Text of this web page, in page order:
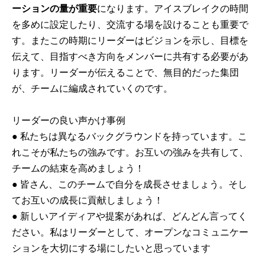
ーションの量が重要になります。アイスブレイクの時間
を多めに設定したり、交流する場を設けることも重要で
す。またこの時期にリーダーはビジョンを示し、目標を
伝えて、目指すべき方向をメンバーに共有する必要があ
ります。リーダーが伝えることで、無目的だった集団
が、チームに編成されていくのです。
リーダーの良い声かけ事例
● 私たちは異なるバックグラウンドを持っています。こ
れこそが私たちの強みです。お互いの強みを共有して、
チームの結束を高めましょう！
● 皆さん、このチームで自分を成長させましょう。そし
てお互いの成長に貢献しましょう！
● 新しいアイディアや提案があれば、どんどん言ってく
ださい。私はリーダーとして、オープンなコミュニケー
ションを大切にする場にしたいと思っています